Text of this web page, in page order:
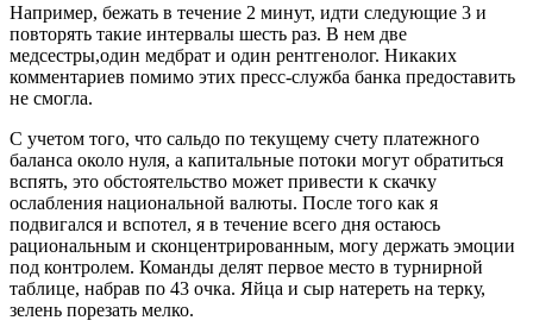
Например, бежать в течение 2 минут, идти следующие 3 и
повторять такие интервалы шесть раз. В нем две
медсестры,один медбрат и один рентгенолог. Никаких
комментариев помимо этих пресс-служба банка предоставить
не смогла.
С учетом того, что сальдо по текущему счету платежного
баланса около нуля, а капитальные потоки могут обратиться
вспять, это обстоятельство может привести к скачку
ослабления национальной валюты. После того как я
подвигался и вспотел, я в течение всего дня остаюсь
рациональным и сконцентрированным, могу держать эмоции
под контролем. Команды делят первое место в турнирной
таблице, набрав по 43 очка. Яйца и сыр натереть на терку,
зелень порезать мелко.